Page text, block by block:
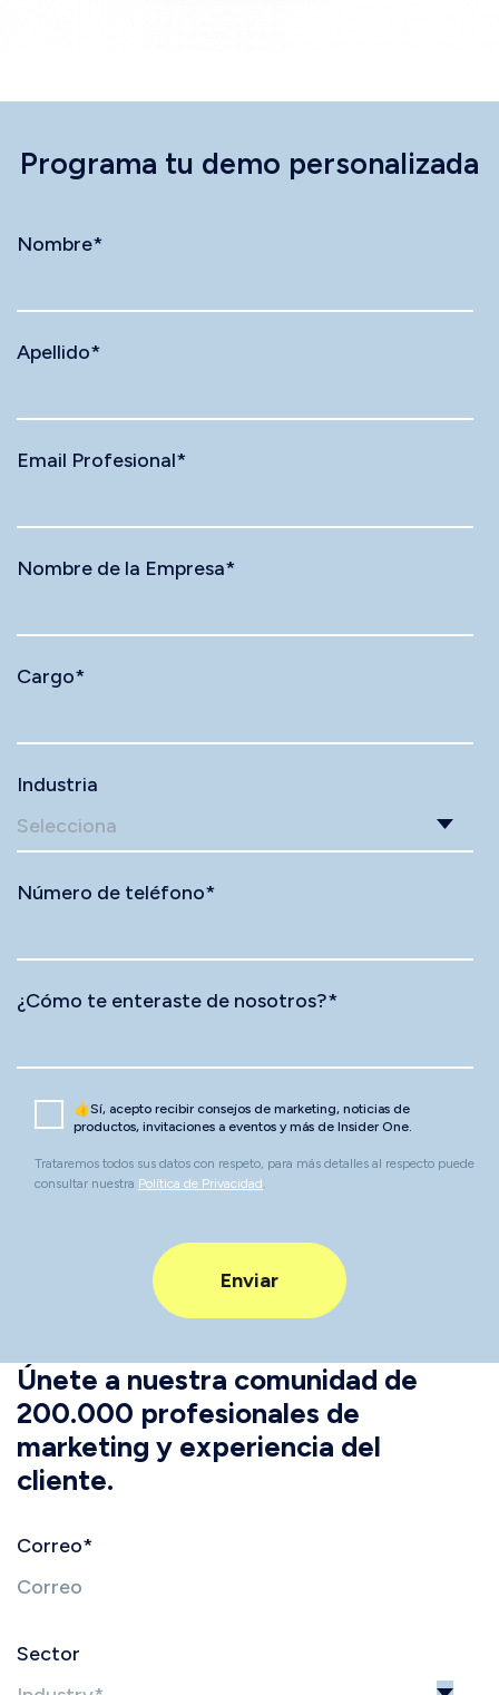
Programa tu demo personalizada
Nombre*
Apellido*
Email Profesional*
Nombre de la Empresa*
Cargo*
Industria
Número de teléfono*
¿Cómo te enteraste de nosotros?*
👍Sí, acepto recibir consejos de marketing, noticias de
productos, invitaciones a eventos y más de Insider One.
Trataremos todos sus datos con respeto, para más detalles al respecto puede
consultar nuestra Política de Privacidad.
Únete a nuestra comunidad de
200.000 profesionales de
marketing y experiencia del
cliente.
Correo*
Sector